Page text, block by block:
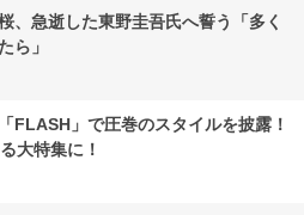
、急逝した東野圭吾氏へ誓う「多く
ら」
FLASH」で圧巻のスタイルを披露！
大特集に！